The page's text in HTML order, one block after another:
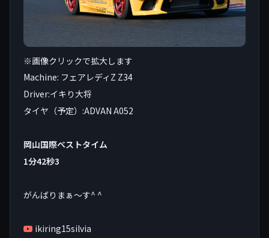
※画像クリックで拡大します
Machine: フェアレディZ Z34
Driver:イキり大将
タイヤ（予定）:ADVAN A052
岡山国際ベストタイム
1分42秒3
がんばりまぁ〜す^ ^
ikiring15silvia